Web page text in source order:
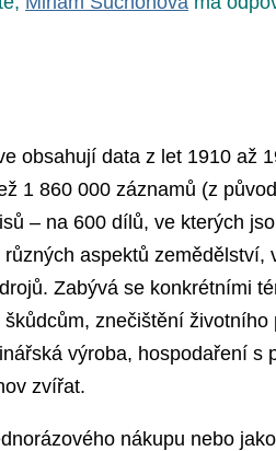
obsahují data z let 1910 až
1 860 000 záznamů (z
– na 600 dílů, ve kterých
aspektů zemědělství,
Zabývá se konkrétními
znečištění
výroba, hospodaření s
zvířat.
nákupu nebo